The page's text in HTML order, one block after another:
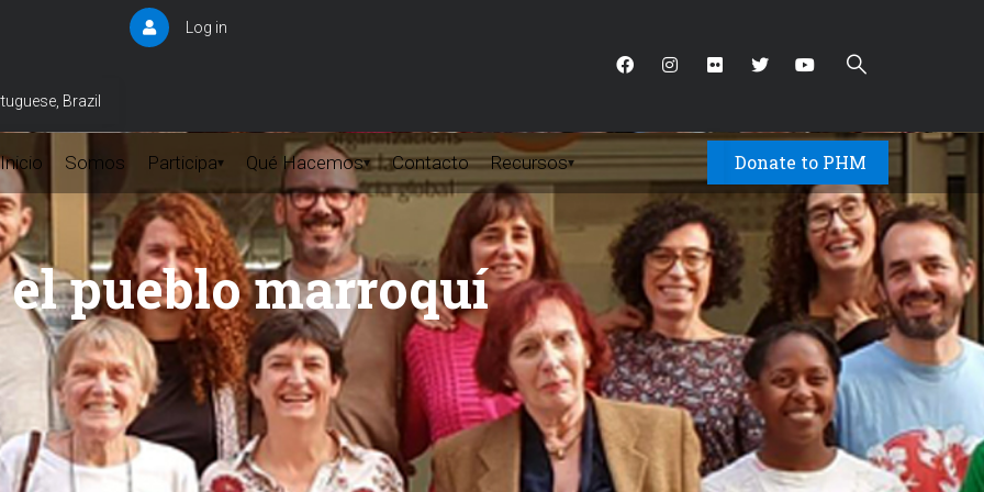
Brazil
User
Log in
Inicio Somos Participa▾ Qué Hacemos▾ Contacto Recursos▾ Donate to PHM
pueblo marroquí